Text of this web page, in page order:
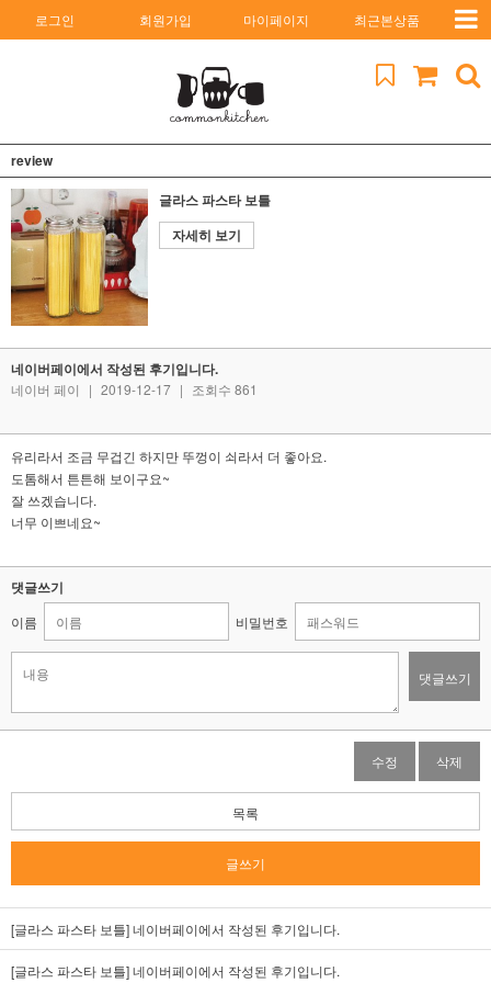
로그인 회원가입 마이페이지 최근본상품
review
글라스 파스타 보틀
자세히 보기
네이버페이에서 작성된 후기입니다.
네이버 페이 | 2019-12-17 | 조회수 861
유리라서 조금 무겁긴 하지만 뚜껑이 쇠라서 더 좋아요.
도톰해서 튼튼해 보이구요~
잘 쓰겠습니다.
너무 이쁘네요~
댓글쓰기
이름 비밀번호
댓글쓰기
수정 삭제
목록
글쓰기
[글라스 파스타 보틀]네이버페이에서 작성된 후기입니다.
[글라스 파스타 보틀]네이버페이에서 작성된 후기입니다.